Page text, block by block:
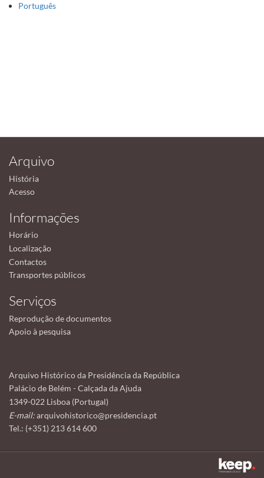
Português
Arquivo
História
Acesso
Informações
Horário
Localização
Contactos
Transportes públicos
Serviços
Reprodução de documentos
Apoio à pesquisa
Arquivo Histórico da Presidência da República
Palácio de Belém - Calçada da Ajuda
1349-022 Lisboa (Portugal)
E-mail:arquivohistorico@presidencia.pt
Tel.: (+351) 213 614 600